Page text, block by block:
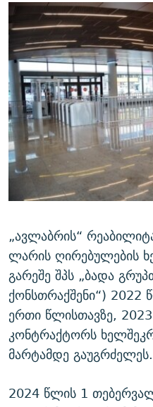
„ავლაბრის“
ლარის ღირებულების
გარეშე შპს „ბადა
ქონსთრაქშენი“)
ერთი წლისთავზე,
კონტრაქტორს
მარტამდე გაუგრძელეს.
2024 წლის 1